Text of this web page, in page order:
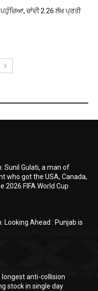
ਪਹੁੰਚਿਆ, ਚਾਂਦੀ ₹2.26 ਲੱਖ ਪ੍ਰਤੀ
Sunil Gulati, a man of
who got the USA, Canada,
2026 FIFA World Cup
Looking Ahead : Punjab is
longest anti-collision
stock in single day